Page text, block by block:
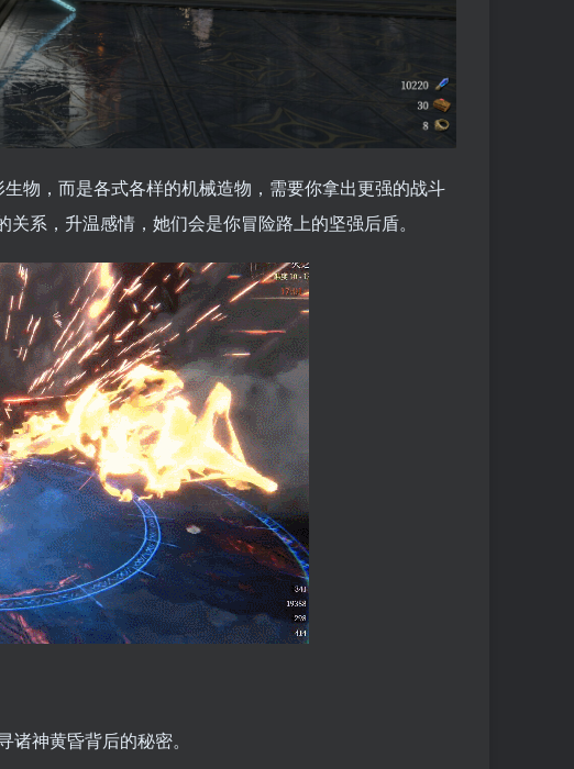
物，而是各式各样的机械造物，需要你拿出更强的战斗
系，升温感情，她们会是你冒险路上的坚强后盾。
神黄昏背后的秘密。